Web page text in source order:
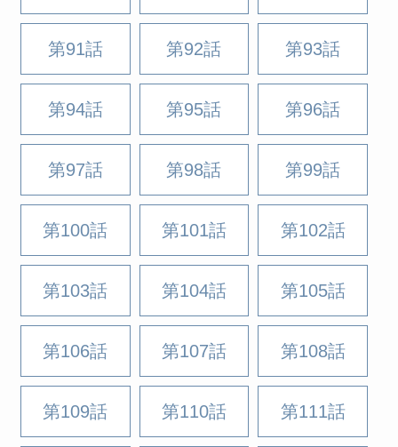
第91話 第92話 第93話
第94話 第95話 第96話
第97話 第98話 第99話
第100話 第101話 第102話
第103話 第104話 第105話
第106話 第107話 第108話
第109話 第110話 第111話